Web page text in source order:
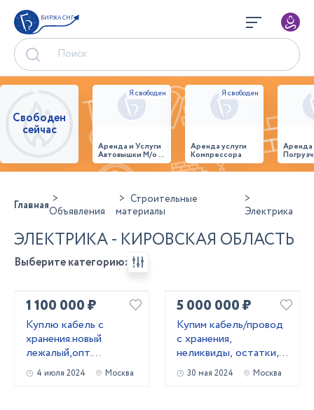
БИРЖА СНГ
Свободен
сейчас
Аренда и Услуги
Автовышки М/о г.
Домодедово
26,28,32 место
Аренда услуги
Компрессора
ГлавнаяОбъявления
Строительные
материалы
Электрика
ЭЛЕКТРИКА - КИРОВСКАЯ ОБЛАСТЬ
Выберите категорию:
1 100 000 ₽
Kyплю кабель c
хранения.новый
лежалый,опт.
Неликвиды
4 июля 2024 Москва
5 000 000 ₽
Купим кабель/провод
с хранения,
неликвиды, остатки,
новый.
30 мая 2024 Москва